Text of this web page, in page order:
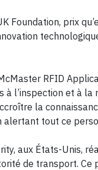
Foundation, prix
RFID
l’inspection et à la
la
alertant tout ce
aux États-Unis,
de transport. Ce